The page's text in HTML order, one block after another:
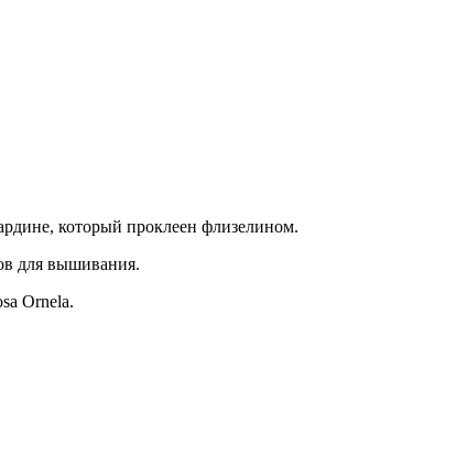
который проклеен флизелином.
для вышивания.
Ornela.